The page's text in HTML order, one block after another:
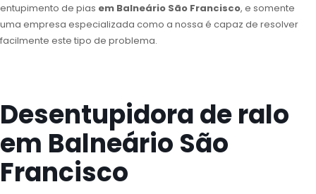
entupimento de pias em Balneário São Francisco, e somente
uma empresa especializada como a nossa é capaz de resolver
facilmente este tipo de problema.
Desentupidora de ralo
em Balneário São
Francisco